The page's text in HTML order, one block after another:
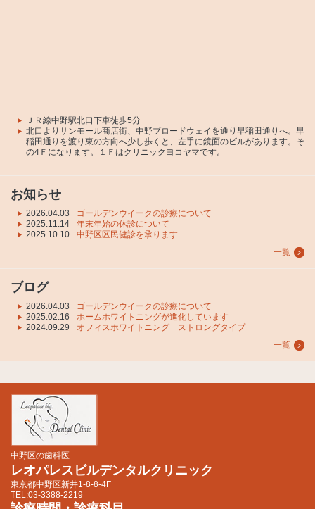
ＪＲ線中野駅北口下車徒歩5分
北口よりサンモール商店街、中野ブロードウェイを通り早稲田通りへ。早
稲田通りを渡り東の方向へ少し歩くと、左手に鏡面のビルがあります。そ
の4Ｆになります。１Ｆはクリニックヨコヤマです。
お知らせ
2026.04.03
ゴールデンウイークの診療について
2025.11.14
年末年始の休診について
2025.10.10
中野区区民健診を承ります
一覧
ブログ
2026.04.03
ゴールデンウイークの診療について
2025.02.16
ホームホワイトニングが進化しています
2024.09.29
オフィスホワイトニング ストロングタイプ
一覧
中野区の歯科医
レオパレスビルデンタルクリニック
東京都中野区新井1-8-8-4F
TEL:03-3388-2219